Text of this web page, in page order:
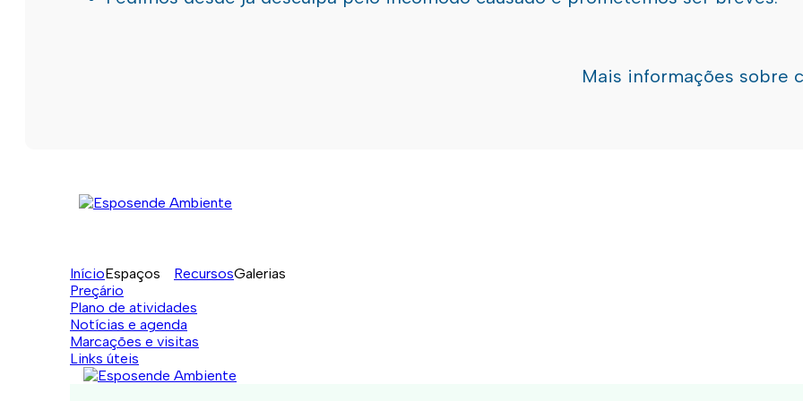
Mais informações sobre
InícioEspaços RecursosGalerias
Preçário
Plano de atividades
Notícias e agenda
Marcações e visitas
Links úteis